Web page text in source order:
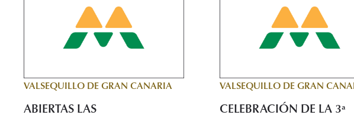
VALSEQUILLO DE GRAN CANARIA
ABIERTAS LAS
VALSEQUILLO DE GRAN
CELEBRACIÓN DE LA 3ª